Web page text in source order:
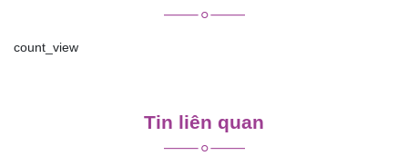
count_view
Tin liên quan